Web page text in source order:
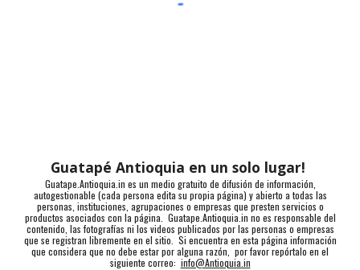
Guatapé Antioquia en un solo lugar!
Guatape.Antioquia.in es un medio gratuito de difusión de información,
autogestionable (cada persona edita su propia página) y abierto a todas las
personas, instituciones, agrupaciones o empresas que presten servicios o
productos asociados con la página. Guatape.Antioquia.in no es responsable del
contenido, las fotografías ni los videos publicados por las personas o empresas
que se registran libremente en el sitio. Si encuentra en esta página información
que considera que no debe estar por alguna razón, por favor repórtalo en el
siguiente correo: info@Antioquia.in